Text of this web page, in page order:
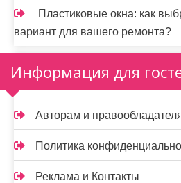
Пластиковые окна: как
вариант для вашего ремонта?
Информация для
Авторам и
Политика
Реклама и Контакты